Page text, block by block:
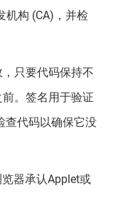
机构 (CA)，并检
只要代码保持不
。签名用于验证
查代码以确保它没
器承认Applet或